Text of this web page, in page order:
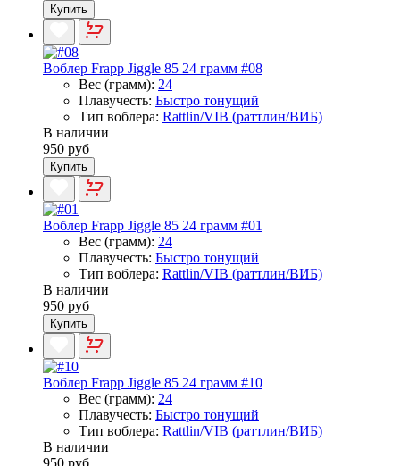
Купить
Воблер Frapp Jiggle 85 24 грамм #08
Вес (грамм): 24
Плавучесть: Быстро тонущий
Тип воблера: Rattlin/VIB (раттлин/ВИБ)
В наличии
950 руб
Купить
Воблер Frapp Jiggle 85 24 грамм #01
Вес (грамм): 24
Плавучесть: Быстро тонущий
Тип воблера: Rattlin/VIB (раттлин/ВИБ)
В наличии
950 руб
Купить
Воблер Frapp Jiggle 85 24 грамм #10
Вес (грамм): 24
Плавучесть: Быстро тонущий
Тип воблера: Rattlin/VIB (раттлин/ВИБ)
В наличии
950 руб